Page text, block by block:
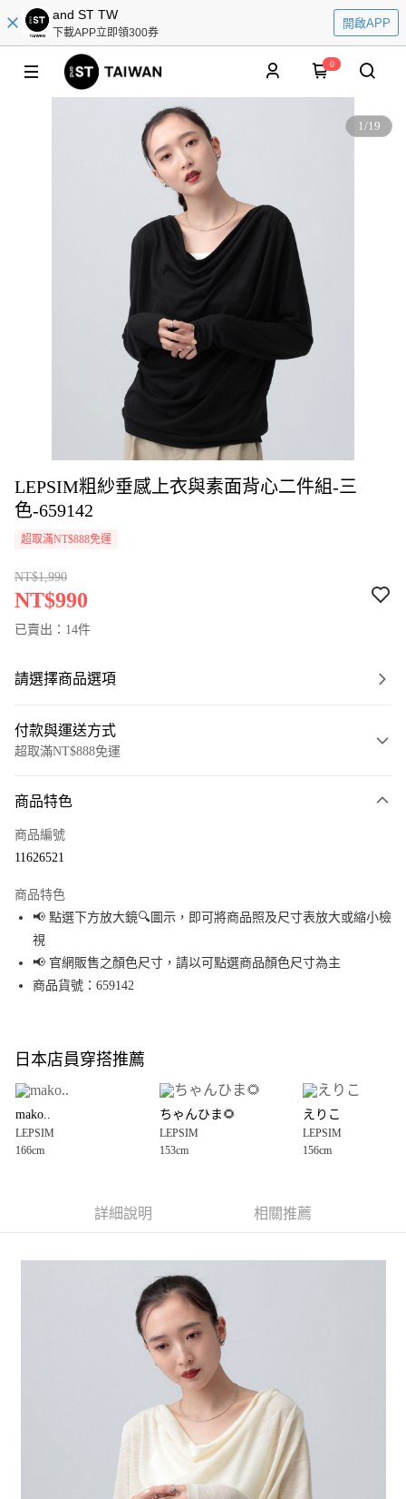
and ST TW
下載APP立即領300券
開啟APP
0
1/19
LEPSIM粗紗垂感上衣與素面背心二件組-三
色-659142
超取滿NT$888免運
NT$1,990
NT$990
已賣出：14件
請選擇商品選項
付款與運送方式
超取滿NT$888免運
信用卡一次付款
Apple Pay
街口支付
悠遊付
全盈+PAY
大哥付你分期
1.本服務由台灣大哥大提供，台灣大哥大用戶可立即使用無須另外申請。
2.付款方式選擇「大哥付你分期」，訂單成立後會自動跳轉到大哥付的交易
3.實際核准額度、可分期數及費用金額請依後續交易確認頁面所載為準。
4.訂單成立30分鐘內，如未前往確認交易或遇審核未通過，訂單將自動取
1.分期款項不併入電信帳單，「大哥付你分期」於每月結算日後寄送繳費提
2.透過簡訊連結打開帳單後，可選擇「超商條碼／台灣大直營門市／銀行轉
帳／街口支付／iPASS MONEY」等通路繳費。
1.本服務係由「台灣大哥大股份有限公司」（以下簡稱本公司）所提供，讓
用戶於交易時，得透過本服務購買商品或服務，並由商店將買賣／分期付款
買賣價金債權讓與本公司後，依約使用本公司帳單繳交帳款。
2.基於同意付款使用「大哥付你分期」之契約關係目的，商店將以您的個人
資料（包含姓名、電話或地址）提供予台灣大哥大進項蒐集、處理及利用，
由本公司與您本人進行分期帳單所需資料之確認、核對及更正。
3.完整用戶服務條款，請詳閱以下連結： https://oppay.tw/userRule
AFTEE先享後付
３．安心：先確認商品／服務後，再付款。
【「AFTEE先享後付」結帳流程】
１．於結帳方式選擇「AFTEE先享後付」後，將跳轉至「AFTEE先享後付」
結帳頁面，進行簡訊認證並確認金額後，即可完成結帳。
２．訂單成立數日內，您將收到繳費通知簡訊。
３．收到繳費通知簡訊後14天內，點擊此簡訊中的連結，可透過四大超商／
ATM／網路銀行／等多元方式進行付款，方視為交易完成。
※ 請注意：結帳手續完成當下不需立刻繳費，但若您需要取消訂單，請聯絡
購買商品的店家。未經商家同意取消之訂單仍視為有效，需透過AFTEE先享
※ 交易是否成功請以「AFTEE先享後付 」之結帳頁面顯示為準，若有關於
是否繳費成功／繳費後需取消欲退款等相關疑問，請聯繫「AFTEE先享後付
https://netprotections.freshdesk.com/support/home
每筆NT$80，滿NT$888(含以上)免運費
每筆NT$80，滿NT$888(含以上)免運費
每筆NT$80，滿NT$1,500(含以上)免運費
每筆NT$80，滿NT$1,500(含以上)免運費
每筆NT$80，滿NT$1,500(含以上)免運費
商品特色
商品編號
11626521
商品特色
📢 點選下方放大鏡🔍圖示，即可將商品照及尺寸表放大或縮小檢
視
📢 官網販售之顏色尺寸，請以可點選商品顏色尺寸為主
商品貨號：659142
日本店員穿搭推薦
mako..
LEPSIM
166cm
ちゃんひま🌻
LEPSIM
153cm
えりこ
LEPSIM
156cm
詳細說明 相關推薦